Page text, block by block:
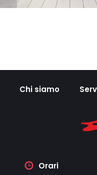
Chi siamo
Orari